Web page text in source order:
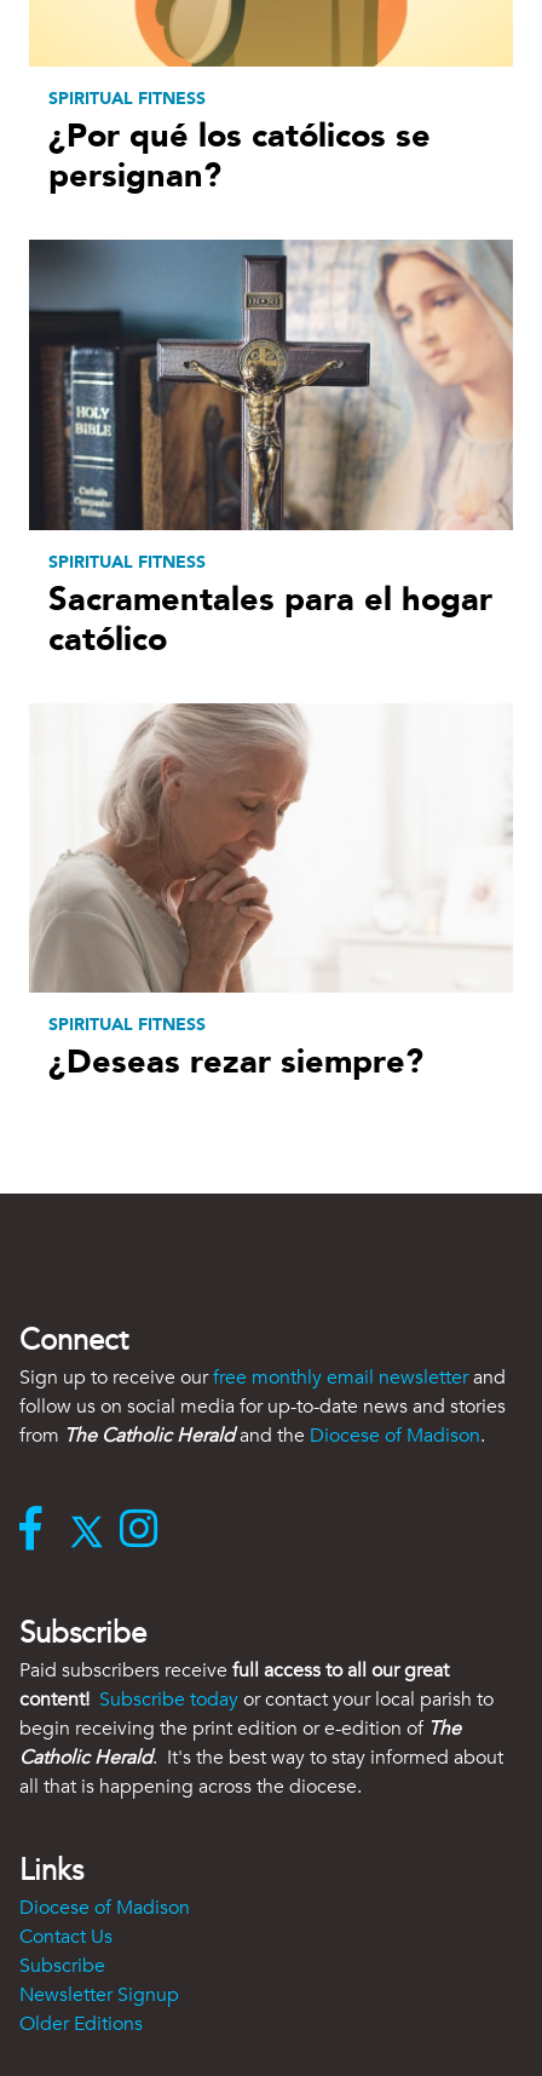
SPIRITUAL FITNESS
¿Por qué los católicos se
persignan?
SPIRITUAL FITNESS
Sacramentales para el hogar
católico
SPIRITUAL FITNESS
¿Deseas rezar siempre?
Connect
Sign up to receive ourfree monthly email newsletterand
follow us on social media for up-to-date news and stories
from The Catholic Heraldand the Diocese of Madison.
Subscribe
Paid subscribers receive full access to all our great
content! Subscribe todayor contact your local parish to
begin receiving the print edition or e-edition of The
Catholic Herald. It's the best way to stay informed about
all that is happening across the diocese.
Links
Diocese of Madison
Contact Us
Subscribe
Newsletter Signup
Older Editions